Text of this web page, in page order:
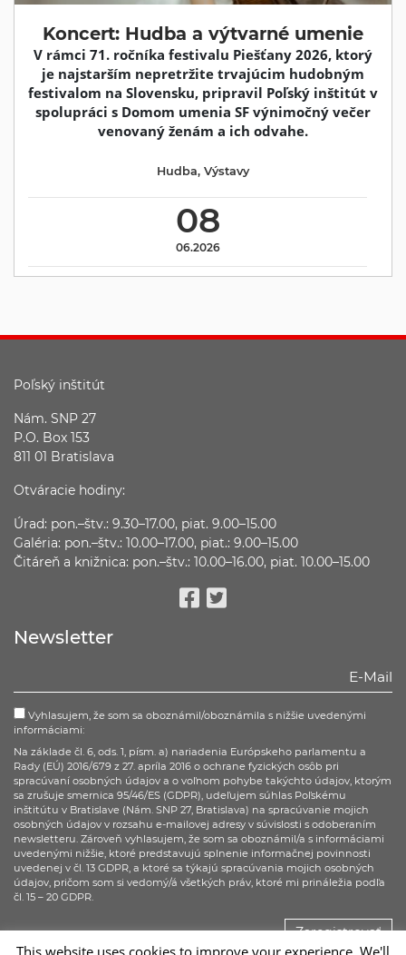
Koncert: Hudba a výtvarné umenie
V rámci 71. ročníka festivalu Piešťany 2026, ktorý
je najstarším nepretržite trvajúcim hudobným
festivalom na Slovensku, pripravil Poľský inštitút v
spolupráci s Domom umenia SF výnimočný večer
venovaný ženám a ich odvahe.
08
06.2026
Hudba, Výstavy
Poľský inštitút
Nám. SNP 27
P.O. Box 153
811 01 Bratislava
Otváracie hodiny:
Úrad: pon.–štv.: 9.30–17.00, piat. 9.00–15.00
Galéria: pon.–štv.: 10.00–17.00, piat.: 9.00–15.00
Čitáreň a knižnica: pon.–štv.: 10.00–16.00, piat. 10.00–15.00
Newsletter
Vyhlasujem, že som sa oboznámil/oboznámila s nižšie uvedenými
informáciami:
Na základe čl. 6, ods. 1, písm. a) nariadenia Európskeho parlamentu a
Rady (EÚ) 2016/679 z 27. apríla 2016 o ochrane fyzických osôb pri
spracúvaní osobných údajov a o voľnom pohybe takýchto údajov, ktorým
sa zrušuje smernica 95/46/ES (GDPR), udeľujem súhlas Poľskému
inštitútu v Bratislave (Nám. SNP 27, Bratislava) na spracúvanie mojich
osobných údajov v rozsahu e-mailovej adresy v súvislosti s odoberaním
newsletteru. Zároveň vyhlasujem, že som sa oboznámil/a s informáciami
uvedenými nižšie, ktoré predstavujú splnenie informačnej povinnosti
uvedenej v čl. 13 GDPR, a ktoré sa týkajú spracúvania mojich osobných
údajov, pričom som si vedomý/á všetkých práv, ktoré mi prináležia podľa
čl. 15 – 20 GDPR.
Zaregistrovať
This website uses cookies to improve your experience. We'll